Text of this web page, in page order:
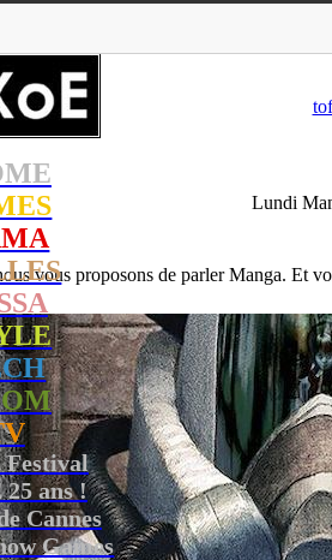
Festival
ans !
Cannes
Games
tof
Lundi
vous proposons de parler Manga. Et